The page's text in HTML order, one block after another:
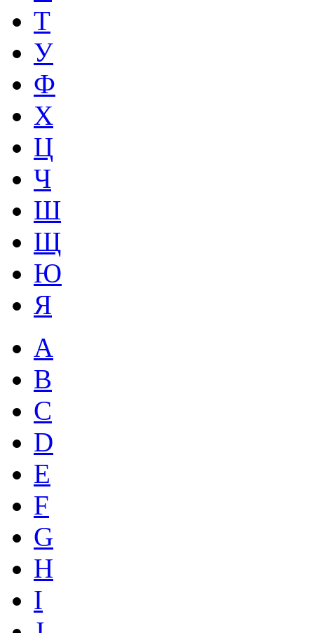
Т
У
Ф
Х
Ц
Ч
Ш
Щ
Ю
Я
A
B
C
D
E
F
G
H
I